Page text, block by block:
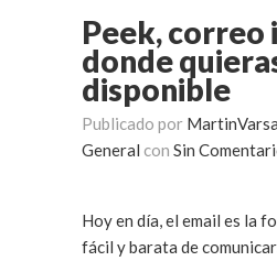
Peek,
donde
disponible
Publicado por
General con Sin
Hoy en día, el email es la
fácil y barata de